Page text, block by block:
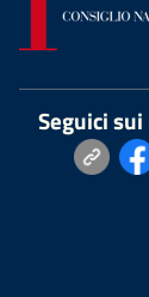
Seguici